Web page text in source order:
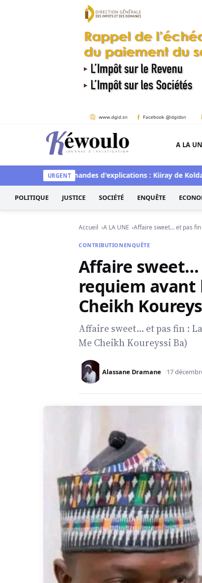
Aller au contenu
Kéwoulo, le premier site d'information et
A LA
URGENT
sur les demandes d'explications : Kiiray de Kolda sort
POLITIQUE JUSTICE SOCIÉTÉ ENQUÊTE
Accueil A LA UNE Affaire sweet… et pas fin
CONTRIBUTION ENQUÊTE
Affaire sweet…
requiem avant
Cheikh
Affaire sweet… et pas fin :
Me Cheikh Koureyssi Ba)
Alassane Dramane 17